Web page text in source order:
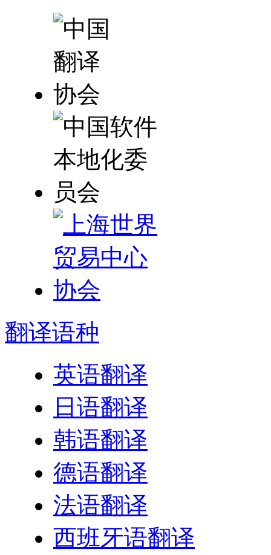
翻译语种
英语翻译
日语翻译
韩语翻译
德语翻译
法语翻译
西班牙语翻译